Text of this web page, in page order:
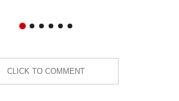
CLICK TO COMMENT